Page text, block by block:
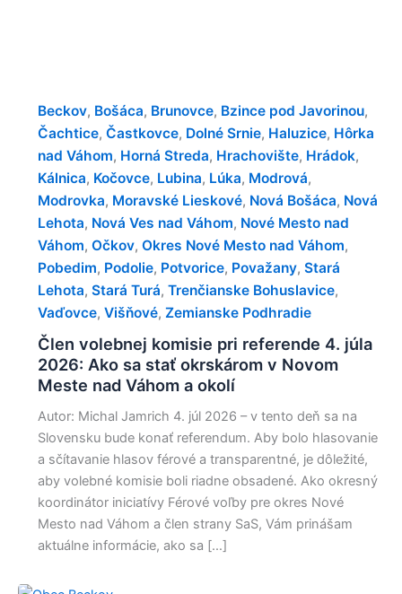
Beckov, Bošáca, Brunovce, Bzince pod Javorinou,
Čachtice, Častkovce, Dolné Srnie, Haluzice, Hôrka
nad Váhom, Horná Streda, Hrachovište, Hrádok,
Kálnica, Kočovce, Lubina, Lúka, Modrová,
Modrovka, Moravské Lieskové, Nová Bošáca, Nová
Lehota, Nová Ves nad Váhom, Nové Mesto nad
Váhom, Očkov, Okres Nové Mesto nad Váhom,
Pobedim, Podolie, Potvorice, Považany, Stará
Lehota, Stará Turá, Trenčianske Bohuslavice,
Vaďovce, Višňové, Zemianske Podhradie
Člen volebnej komisie pri referende 4. júla
2026: Ako sa stať okrskárom v Novom
Meste nad Váhom a okolí
Autor: Michal Jamrich 4. júl 2026 – v tento deň sa na
Slovensku bude konať referendum. Aby bolo hlasovanie
a sčítavanie hlasov férové a transparentné, je dôležité,
aby volebné komisie boli riadne obsadené. Ako okresný
koordinátor iniciatívy Férové voľby pre okres Nové
Mesto nad Váhom a člen strany SaS, Vám prinášam
aktuálne informácie, ako sa […]